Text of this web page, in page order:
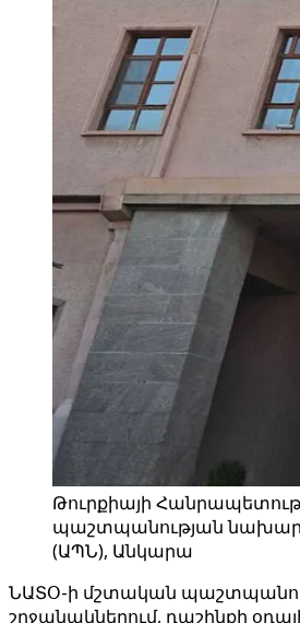
Թուրքիայի
պաշտպանության
(ԱՊՆ), Անկարա
ՆԱՏՕ-ի մշտական
շրջանակներում, դաշինքի